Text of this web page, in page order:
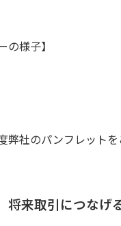
の様子】
弊社のパンフレット
なげる方